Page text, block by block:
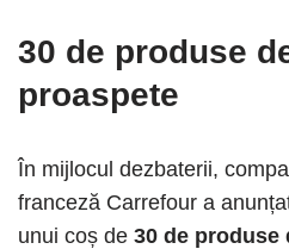
30 de produse
proaspete
În mijlocul dezbaterii,
franceză Carrefour a
unui coș de 30 de produse